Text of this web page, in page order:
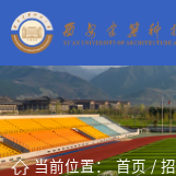
当前位置： 首页 /